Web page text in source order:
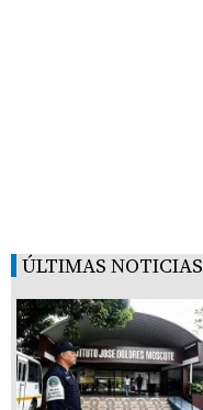
ÚLTIMAS NOTICIAS